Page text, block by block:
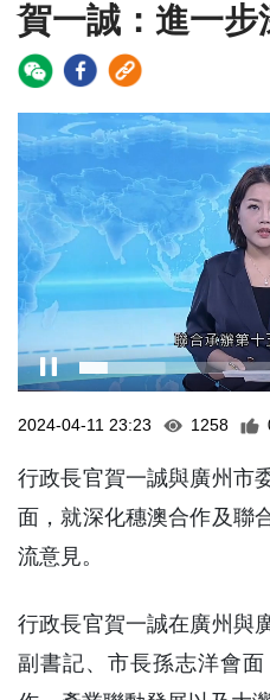
賀一誠：進一步
Video
Player
2024-04-11 23:23 1258
行政長官賀一誠與廣州市
面，就深化穗澳合作及聯
流意見。
行政長官賀一誠在廣州與
副書記、市長孫志洋會